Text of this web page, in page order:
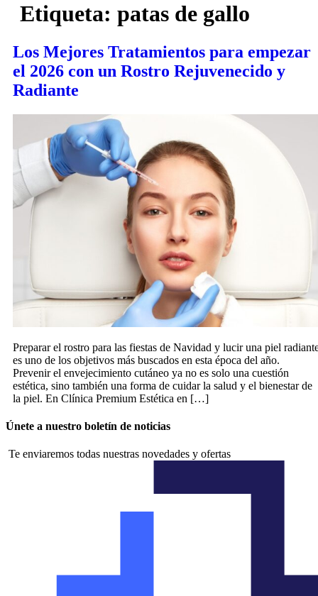
Etiqueta: patas de gallo
Los Mejores Tratamientos para empezar
el 2026 con un Rostro Rejuvenecido y
Radiante
Preparar el rostro para las fiestas de Navidad y lucir una piel
es uno de los objetivos más buscados en esta época del año.
Prevenir el envejecimiento cutáneo ya no es solo una cuestión
estética, sino también una forma de cuidar la salud y el bienestar de
la piel. En Clínica Premium Estética en […]
Únete a nuestro boletín de noticias
Te enviaremos todas nuestras novedades y ofertas